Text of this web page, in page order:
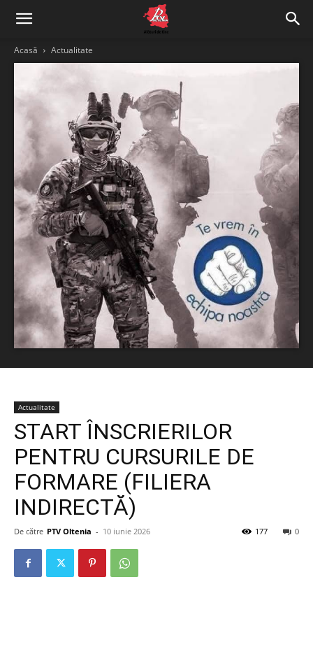
Acasă Actualitate
Actualitate
START ÎNSCRIERILOR
PENTRU CURSURILE DE
FORMARE (FILIERA
INDIRECTĂ)
De către PTV Oltenia - 10 iunie 2026 0
177